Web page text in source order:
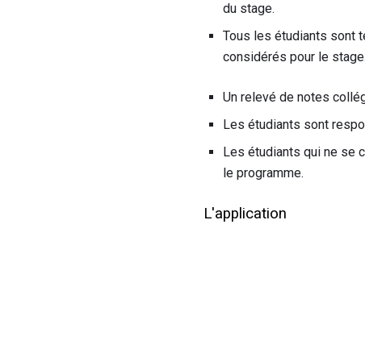
du stage.
Tous les étudiants sont
considérés pour le stage.
Un relevé de notes
Les étudiants sont
Les étudiants qui ne se
le programme.
L'application